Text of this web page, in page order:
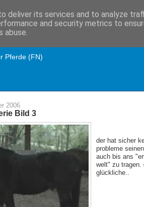
Pferde (FN)
2006
Bild 3
der hat sicher
probleme
auch bis ans
welt" zu tragen.
glückliche..
deliver its services and to analyze
and security metrics to
abuse.